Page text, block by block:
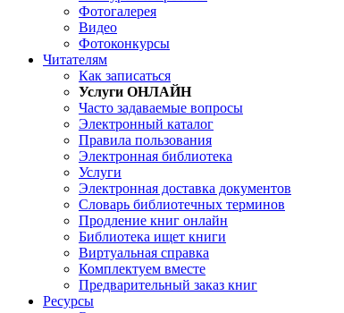
Фотогалерея
Видео
Фотоконкурсы
Читателям
Как записаться
Услуги ОНЛАЙН
Часто задаваемые вопросы
Электронный каталог
Правила пользования
Электронная библиотека
Услуги
Электронная доставка документов
Словарь библиотечных терминов
Продление книг онлайн
Библиотека ищет книги
Виртуальная справка
Комплектуем вместе
Предварительный заказ книг
Ресурсы